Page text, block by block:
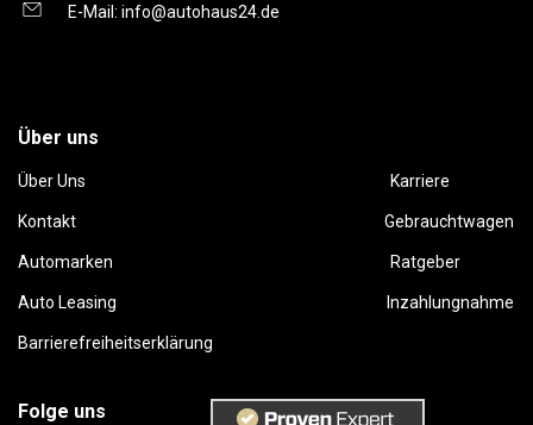
E-Mail: info@autohaus24.de
Über uns
Über Uns Karriere
Kontakt Gebrauchtwagen
Automarken Ratgeber
Auto Leasing Inzahlungnahme
Barrierefreiheitserklärung
Folge uns